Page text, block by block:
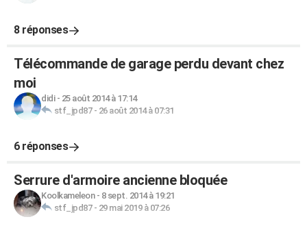
8 réponses
Télécommande de garage perdu devant chez
moi
didi- 25 août 2014 à 17:14
stf_jpd87- 26 août 2014 à 07:31
6 réponses
Serrure d'armoire ancienne bloquée
Koolkameleon- 8 sept. 2014 à 19:21
stf_jpd87- 29 mai 2019 à 07:26